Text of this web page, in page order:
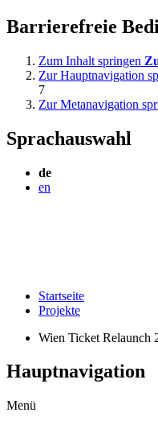
Barrierefreie
Zum Inhalt springen
Zur Hauptnavigation
7
Zur Metanavigation
Sprachauswahl
de
en
Startseite
Projekte
Wien Ticket Relaunch
Hauptnavigation
Menü